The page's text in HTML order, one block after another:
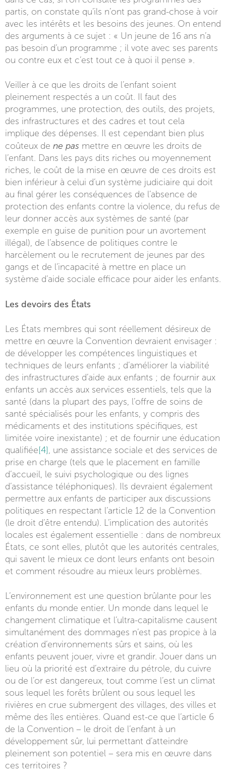
partis, on constate qu’ils n’ont pas grand-chose à voir
avec les intérêts et les besoins des jeunes. On entend
des arguments à ce sujet : « Un jeune de 16 ans n’a
pas besoin d’un programme ; il vote avec ses parents
ou contre eux et c’est tout ce à quoi il pense ».
Veiller à ce que les droits de l’enfant soient
pleinement respectés a un coût. Il faut des
programmes, une protection, des outils, des projets,
des infrastructures et des cadres et tout cela
implique des dépenses. Il est cependant bien plus
coûteux de ne pas mettre en œuvre les droits de
l’enfant. Dans les pays dits riches ou moyennement
riches, le coût de la mise en œuvre de ces droits est
bien inférieur à celui d’un système judiciaire qui doit
au final gérer les conséquences de l’absence de
protection des enfants contre la violence, du refus de
leur donner accès aux systèmes de santé (par
exemple en guise de punition pour un avortement
illégal), de l’absence de politiques contre le
harcèlement ou le recrutement de jeunes par des
gangs et de l’incapacité à mettre en place un
système d’aide sociale efficace pour aider les enfants.
Les devoirs des États
Les États membres qui sont réellement désireux de
mettre en œuvre la Convention devraient envisager :
de développer les compétences linguistiques et
techniques de leurs enfants ; d’améliorer la viabilité
des infrastructures d’aide aux enfants ; de fournir aux
enfants un accès aux services essentiels, tels que la
santé (dans la plupart des pays, l’offre de soins de
santé spécialisés pour les enfants, y compris des
médicaments et des institutions spécifiques, est
limitée voire inexistante) ; et de fournir une éducation
qualifiée [4], une assistance sociale et des services de
prise en charge (tels que le placement en famille
d’accueil, le suivi psychologique ou des lignes
d’assistance téléphoniques). Ils devraient également
permettre aux enfants de participer aux discussions
politiques en respectant l’article 12 de la Convention
(le droit d’être entendu). L’implication des autorités
locales est également essentielle : dans de nombreux
États, ce sont elles, plutôt que les autorités centrales,
qui savent le mieux ce dont leurs enfants ont besoin
et comment résoudre au mieux leurs problèmes.
L’environnement est une question brûlante pour les
enfants du monde entier. Un monde dans lequel le
changement climatique et l’ultra-capitalisme causent
simultanément des dommages n’est pas propice à la
création d’environnements sûrs et sains, où les
enfants peuvent jouer, vivre et grandir. Jouer dans un
lieu où la priorité est d’extraire du pétrole, du cuivre
ou de l’or est dangereux, tout comme l’est un climat
sous lequel les forêts brûlent ou sous lequel les
rivières en crue submergent des villages, des villes et
même des îles entières. Quand est-ce que l’article 6
de la Convention – le droit de l’enfant à un
développement sûr, lui permettant d’atteindre
pleinement son potentiel – sera mis en œuvre dans
ces territoires ?